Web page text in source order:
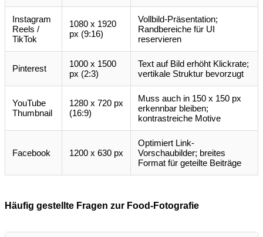
Instagram
Reels /
TikTok
1080 x 1920
px (9:16)
Vollbild-Präsentation;
Randbereiche für UI
reservieren
Pinterest
1000 x 1500
px (2:3)
Text auf Bild erhöht Klickrate;
vertikale Struktur bevorzugt
YouTube
Thumbnail
1280 x 720 px
(16:9)
Muss auch in 150 x 150 px
erkennbar bleiben;
kontrastreiche Motive
Facebook 1200 x 630 px
Optimiert Link-
Vorschaubilder; breites
Format für geteilte Beiträge
Häufig gestellte Fragen zur Food-Fotografie